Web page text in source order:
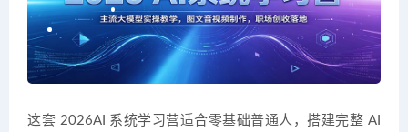
这套 2026AI 系统学习营适合零基础普通人，搭建完整 AI